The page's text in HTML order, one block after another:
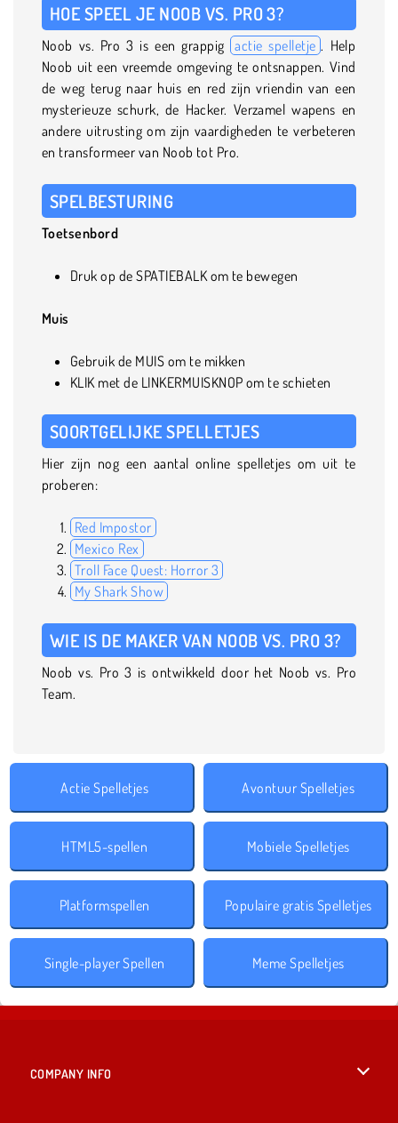
HOE SPEEL JE NOOB VS. PRO 3?
Noob vs. Pro 3 is een grappig actie spelletje . Help
Noob uit een vreemde omgeving te ontsnappen. Vind
de weg terug naar huis en red zijn vriendin van een
mysterieuze schurk, de Hacker. Verzamel wapens en
andere uitrusting om zijn vaardigheden te verbeteren
en transformeer van Noob tot Pro.
SPELBESTURING
Toetsenbord
Druk op de SPATIEBALK om te bewegen
Muis
Gebruik de MUIS om te mikken
KLIK met de LINKERMUISKNOP om te schieten
SOORTGELIJKE SPELLETJES
Hier zijn nog een aantal online spelletjes om uit te
proberen:
Red Impostor
Mexico Rex
Troll Face Quest: Horror 3
My Shark Show
WIE IS DE MAKER VAN NOOB VS. PRO 3?
Noob vs. Pro 3 is ontwikkeld door het Noob vs. Pro
Team.
Actie Spelletjes Avontuur Spelletjes
HTML5-spellen Mobiele Spelletjes
Platformspellen Populaire gratis Spelletjes
Single-player Spellen Meme Spelletjes
COMPANY INFO